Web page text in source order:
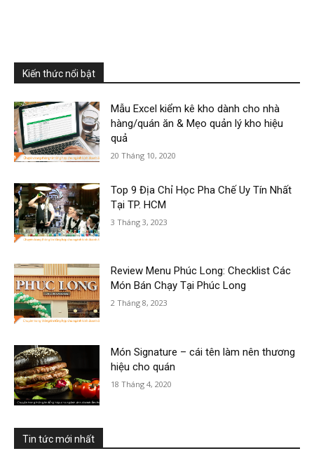
Kiến thức nổi bật
Mẫu Excel kiểm kê kho dành cho nhà
hàng/quán ăn & Mẹo quản lý kho hiệu
quả
20 Tháng 10, 2020
Top 9 Địa Chỉ Học Pha Chế Uy Tín Nhất
Tại TP. HCM
3 Tháng 3, 2023
Review Menu Phúc Long: Checklist Các
Món Bán Chạy Tại Phúc Long
2 Tháng 8, 2023
Món Signature – cái tên làm nên thương
hiệu cho quán
18 Tháng 4, 2020
Tin tức mới nhất